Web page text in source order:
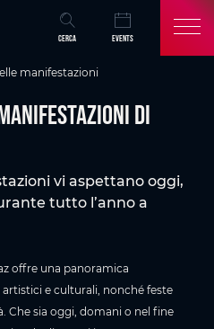
CERCA EVENTS
manifestazioni
di
vi aspettano oggi,
tutto l’anno a
offre una panoramica
e culturali, nonché feste
Che sia oggi, domani o nel fine